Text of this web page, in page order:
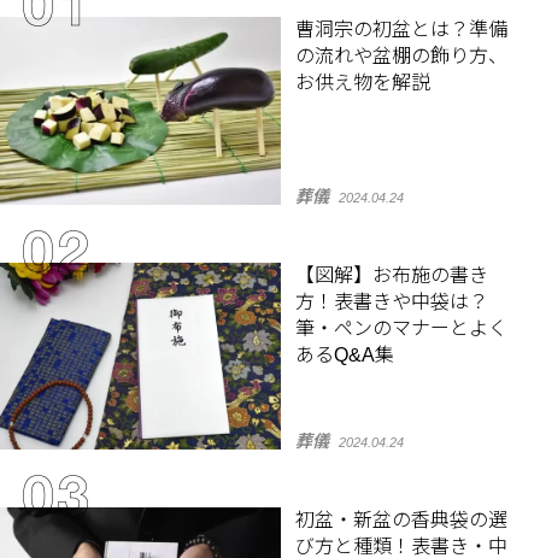
曹洞宗の初盆とは？準備
の流れや盆棚の飾り方、
お供え物を解説
葬儀 2024.04.24
【図解】お布施の書き
方！表書きや中袋は？
筆・ペンのマナーとよく
あるQ&A集
葬儀 2024.04.24
初盆・新盆の香典袋の選
び方と種類！表書き・中